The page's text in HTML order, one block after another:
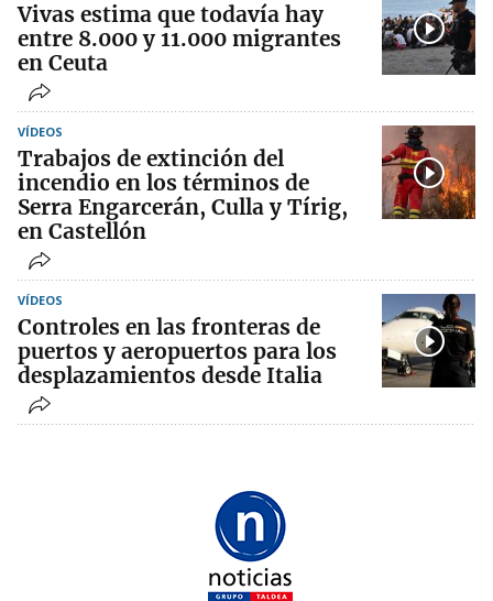
Vivas estima que todavía hay
entre 8.000 y 11.000 migrantes
en Ceuta
VÍDEOS
Trabajos de extinción del
incendio en los términos de
Serra Engarcerán, Culla y Tírig,
en Castellón
VÍDEOS
Controles en las fronteras de
puertos y aeropuertos para los
desplazamientos desde Italia